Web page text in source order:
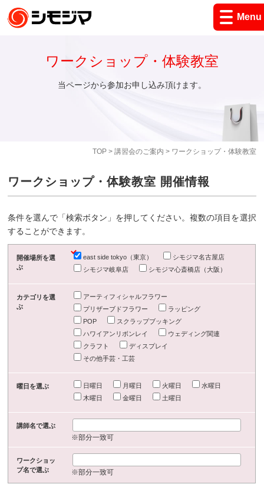
Menu
TOP> 講習会のご案内 > ワークショップ・体験教室
ワークショップ・体験教室
当ページから参加お申し込み頂けます。
ワークショップ・体験教室 開催情報
条件を選んで「検索ボタン」を押してください。複数の項目を選択
することができます。
開催場所を選
ぶ
east side tokyo（東京）
シモジマ名古屋店
シモジマ岐阜店
シモジマ心斎橋店（大阪）
カテゴリを選
ぶ
アーティフィシャルフラワー
プリザーブドフラワー
ラッピング
POP
スクラップブッキング
ハワイアンリボンレイ
ウェディング関連
クラフト
ディスプレイ
その他手芸・工芸
曜日を選ぶ 日曜日 月曜日 火曜日
水曜日
木曜日
金曜日 土曜日
講師名で選ぶ
※部分一致可
ワークショッ
プ名で選ぶ
※部分一致可